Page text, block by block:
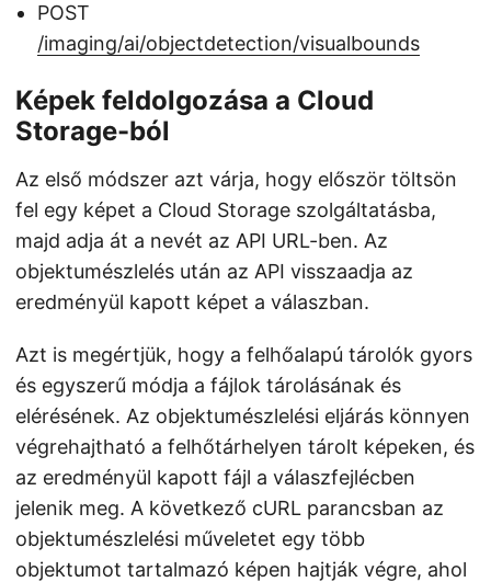
POST
/imaging/ai/objectdetection/visualbounds
Képek feldolgozása a Cloud
Storage-ból
Az első módszer azt várja, hogy először töltsön
fel egy képet a Cloud Storage szolgáltatásba,
majd adja át a nevét az API URL-ben. Az
objektumészlelés után az API visszaadja az
eredményül kapott képet a válaszban.
Azt is megértjük, hogy a felhőalapú tárolók gyors
és egyszerű módja a fájlok tárolásának és
elérésének. Az objektumészlelési eljárás könnyen
végrehajtható a felhőtárhelyen tárolt képeken, és
az eredményül kapott fájl a válaszfejlécben
jelenik meg. A következő cURL parancsban az
objektumészlelési műveletet egy több
objektumot tartalmazó képen hajtják végre, ahol